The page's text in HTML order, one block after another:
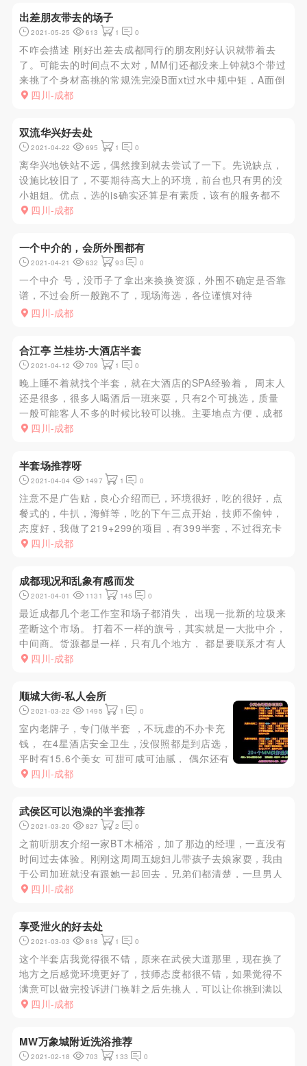
好。我点的小姐来这边很久...
出差朋友带去的场子
2021-05-25 613 1 0
不咋会描述 刚好出差去成都同行的朋友刚好认识就带着去
了。可能去的时间点不太对，MM们还都没来上钟就3个带过
来挑了个身材高挑的常规洗完澡B面xt过水中规中矩，A面倒
是惊喜了下，RT时不时的扫下脸跟小DD刚刚好到我的点
四川-成都
双流华兴好去处
2021-04-22 695 1 0
离华兴地铁站不远，偶然搜到就去尝试了一下。先说缺点，
设施比较旧了，不要期待高大上的环境，前台也只有男的没
小姐姐。优点，选的js确实还算是有素质，该有的服务都不
会缺，最喜欢的是会把jy最后含在嘴里。有不满投诉的话会
以一试。
四川-成都
一个中介的，会所外围都有
2021-04-21 632 93 0
一个中介 号，没币子了拿出来换换资源，外围不确定是否靠
谱，不过会所一般跑不了，现场海选，各位谨慎对待
四川-成都
合江亭 兰桂坊-大酒店半套
2021-04-12 709 1 0
晚上睡不着就找个半套，就在大酒店的SPA经验着， 周末人
还是很多，很多人喝酒后一班来耍，只有2个可挑选，质量
一般可能客人不多的时候比较可以挑。主要地点方便，成都
市中心KB场子不多了。很多都是会所都是只有手推还要各种
四川-成都
半套场推荐呀
2021-04-04 1497 1 0
注意不是广告贴，良心介绍而已，环境很好，吃的很好，点
餐式的，牛扒，海鲜等，吃的下午三点开始，技师不偷钟，
态度好，我做了219+299的项目，有399半套，不过得充卡
一千才有，是我去过场子最满意的
四川-成都
成都现况和乱象有感而发
2021-04-01 1131 145 0
最近成都几个老工作室和场子都消失， 出现一批新的垃圾来
垄断这个市场。 打着不一样的旗号，其实就是一大批中介，
中间商。货源都是一样，只有几个地方， 都是要联系才有人
带去看。带着去酒店房一间间看。其实这样浪费时间，还招
全。现在看技师...
四川-成都
顺城大街-私人会所
2021-03-22 1495 1 0
室内老牌子，专门做半套 ，不玩虚的不办卡充
钱， 在4星酒店安全卫生，没假照都是到店选，
平时有15.6个美女 可甜可咸可油腻， 偶尔还有
异域美女
四川-成都
武侯区可以泡澡的半套推荐
2021-03-20 827 2 0
之前听朋友介绍一家BT木桶浴，加了那边的经理，一直没有
时间过去体验。刚刚这周周五媳妇儿带孩子去娘家耍，我由
于公司加班就没有跟她一起回去，兄弟们都清楚，一旦男人
有了时间肯定是想出去耍撒，开始联系了几个楼凤，都没
致咨询了一下价格 ...
四川-成都
享受泄火的好去处
2021-03-03 818 1 0
这个半套店我觉得很不错，原来在武侯大道那里，现在换了
地方之后感觉环境更好了，技师态度都很不错，如果觉得不
满意可以做完投诉进门换鞋之后先挑人，可以让你挑到满以
为止，挑好人了之后技师给你简单洗一下，然后就是上床先
休息回...
四川-成都
MW万象城附近洗浴推荐
2021-02-18 703 133 0